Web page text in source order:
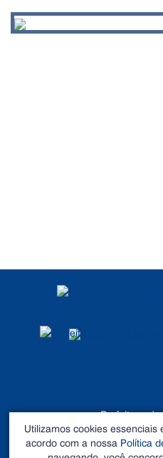
Prefeitura
©2026 - Todos os
Endereço: Rua Alberto
Utilizamos cookies
acordo com a nossa Política